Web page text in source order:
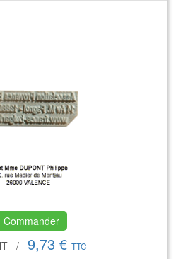
Commander
/ 9,73 € TTC